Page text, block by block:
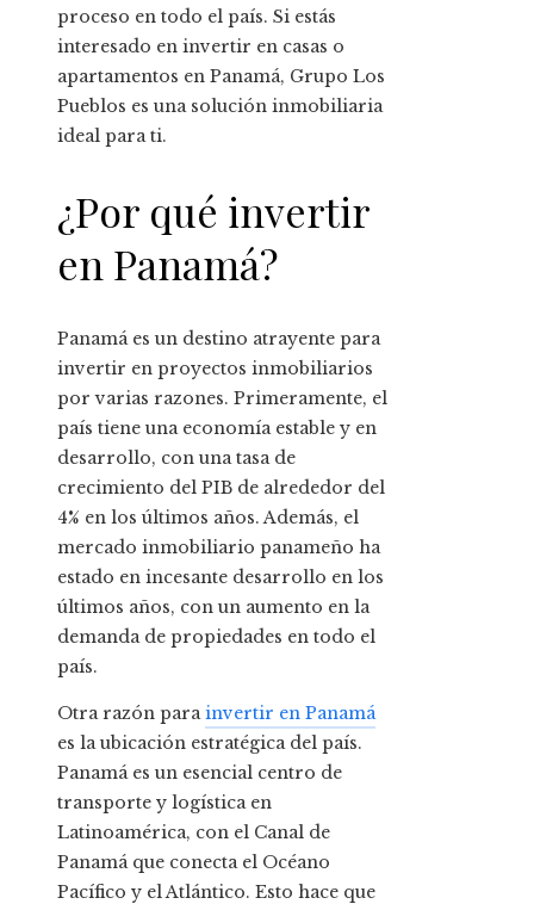
proceso en todo el país. Si estás
interesado en invertir en casas o
apartamentos en Panamá, Grupo Los
Pueblos es una solución inmobiliaria
ideal para ti.
¿Por qué invertir
en Panamá?
Panamá es un destino atrayente para
invertir en proyectos inmobiliarios
por varias razones. Primeramente, el
país tiene una economía estable y en
desarrollo, con una tasa de
crecimiento del PIB de alrededor del
4% en los últimos años. Además, el
mercado inmobiliario panameño ha
estado en incesante desarrollo en los
últimos años, con un aumento en la
demanda de propiedades en todo el
país.
Otra razón parainvertir en Panamá
es la ubicación estratégica del país.
Panamá es un esencial centro de
transporte y logística en
Latinoamérica, con el Canal de
Panamá que conecta el Océano
Pacífico y el Atlántico. Esto hace que